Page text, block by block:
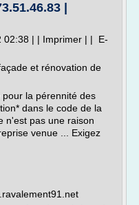
|
02:38 | | Imprimer | | E-
et rénovation de
la pérennité des
dans le code de la
n'est pas une raison
venue ... Exigez